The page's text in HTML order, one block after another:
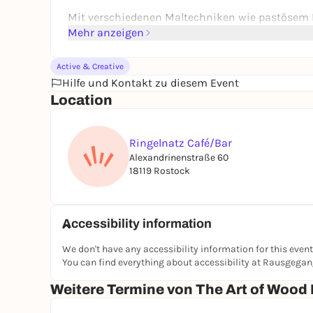
Mit verschiedenen Maltechniken wie
Farben gezielt einzusetzen, um deinen Blumen
entsteht ein stimmungsvolles Zusammenspiel
Du gestaltest dein Motiv frei und kreativ unter
dir Schritt für Schritt Techniken vermittelt
und einzigartig.
Mehr anzeigen
Active & Creative
Hilfe und Kontakt zu diesem Event
Location
Ringelnatz Café/Bar
Alexandrinenstraße 60
18119 Rostock
Accessibility information
We don't have any accessibility information for this
You can find everything about accessibility at
Weitere Termine von The Art of